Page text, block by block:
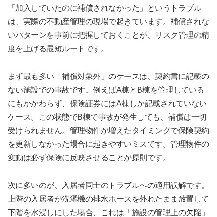
「加入していたのに補償されなかった」というトラブル
は、実際の不動産管理の現場で起きています。補償されな
いパターンを事前に把握しておくことが、リスク管理の精
度を上げる最短ルートです。
まず最も多い「補償対象外」のケースは、契約書に記載の
ない施設での事故です。例えばA棟とB棟を管理している
にもかかわらず、保険証券にはA棟しか記載されていない
ケース。この状態でB棟で事故が発生しても、補償は一切
受けられません。管理物件が増えたタイミングで保険契約
を更新しなかった場合に起きやすいミスです。管理物件の
変動は必ず保険に反映させることが原則です。
次に多いのが、入居者同士のトラブルへの適用誤解です。
上階の入居者が洗濯機の排水ホースを外れたまま放置して
下階を水浸しにした場合、これは「施設の管理上の欠陥」